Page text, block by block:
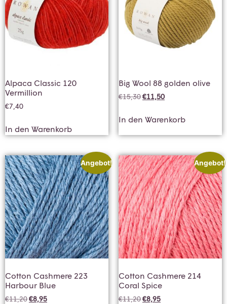
Alpaca Classic 120
Vermillion
€7,40
In den Warenkorb
Big Wool 88 golden olive
€15,30€11,50
In den Warenkorb
Angebot!
Cotton Cashmere 223
Harbour Blue
€11,20€8,95
Angebot!
Cotton Cashmere 214
Coral Spice
€11,20€8,95